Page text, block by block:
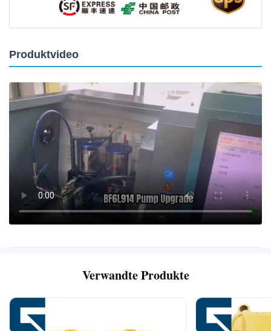
Produktvideo
Verwandte Produkte